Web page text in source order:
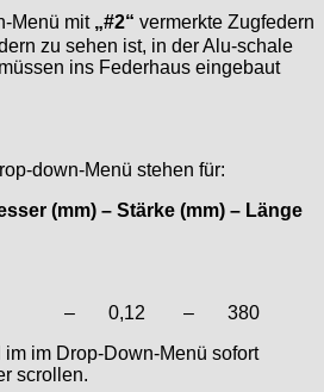
Menü mit „#2“ vermerkte Zugfedern
zu sehen ist, in der Alu-schale
ins Federhaus eingebaut
down-Menü stehen für:
(mm) – Stärke (mm) – Länge
– 0,12 – 380
im Drop-Down-Menü sofort
scrollen.